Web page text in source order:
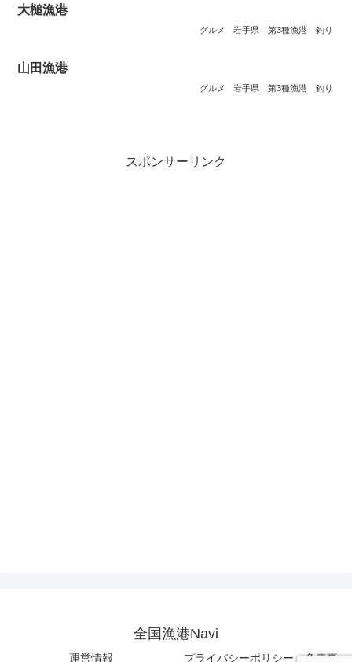
大槌漁港
グルメ 岩手県 第3種漁港 釣り
山田漁港
グルメ 岩手県 第3種漁港 釣り
スポンサーリンク
全国漁港Navi
運営情報 プライバシーポリシー・免責事